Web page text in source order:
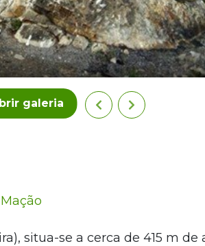
galeria
situa-se a cerca de 415 m de